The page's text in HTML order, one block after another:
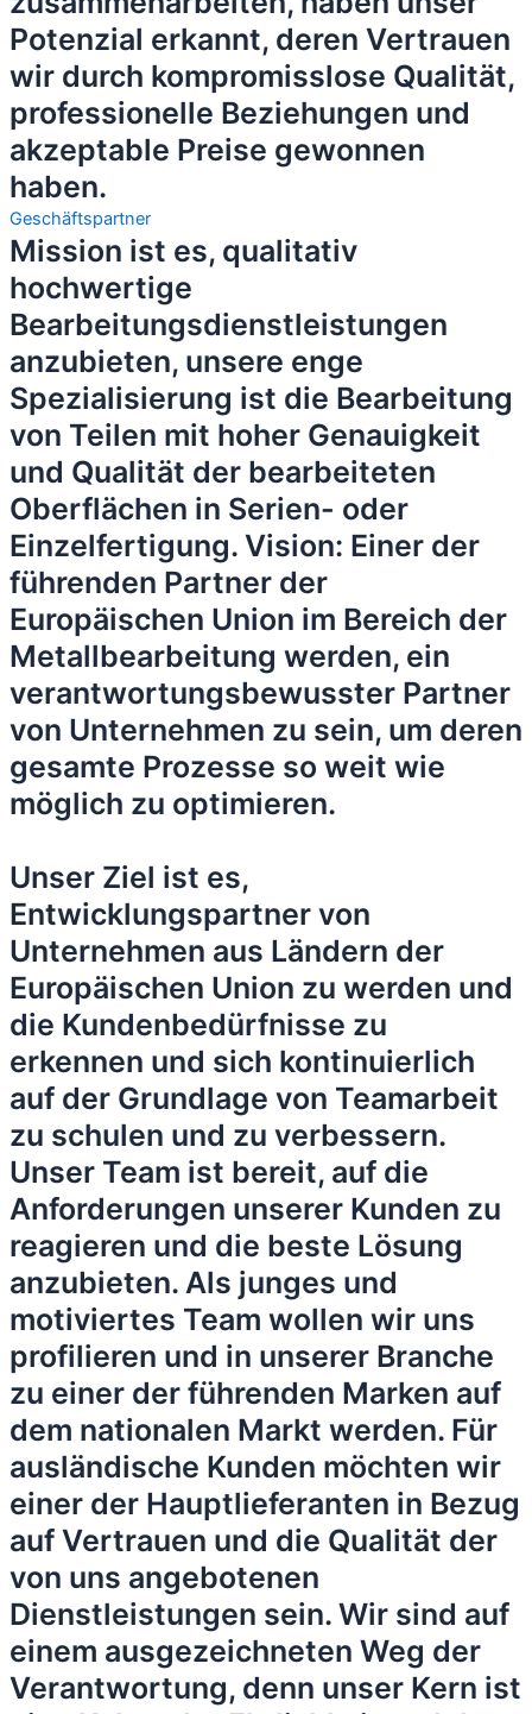
Potenzial erkannt, deren Vertrauen
wir durch kompromisslose Qualität,
professionelle Beziehungen und
akzeptable Preise gewonnen
haben.
Geschäftspartner
Mission ist es, qualitativ
hochwertige
Bearbeitungsdienstleistungen
anzubieten, unsere enge
Spezialisierung ist die Bearbeitung
von Teilen mit hoher Genauigkeit
und Qualität der bearbeiteten
Oberflächen in Serien- oder
Einzelfertigung. Vision: Einer der
führenden Partner der
Europäischen Union im Bereich der
Metallbearbeitung werden, ein
verantwortungsbewusster Partner
von Unternehmen zu sein, um deren
gesamte Prozesse so weit wie
möglich zu optimieren.
Unser Ziel ist es,
Entwicklungspartner von
Unternehmen aus Ländern der
Europäischen Union zu werden und
die Kundenbedürfnisse zu
erkennen und sich kontinuierlich
auf der Grundlage von Teamarbeit
zu schulen und zu verbessern.
Unser Team ist bereit, auf die
Anforderungen unserer Kunden zu
reagieren und die beste Lösung
anzubieten. Als junges und
motiviertes Team wollen wir uns
profilieren und in unserer Branche
zu einer der führenden Marken auf
dem nationalen Markt werden. Für
ausländische Kunden möchten wir
einer der Hauptlieferanten in Bezug
auf Vertrauen und die Qualität der
von uns angebotenen
Dienstleistungen sein. Wir sind auf
einem ausgezeichneten Weg der
Verantwortung, denn unser Kern ist